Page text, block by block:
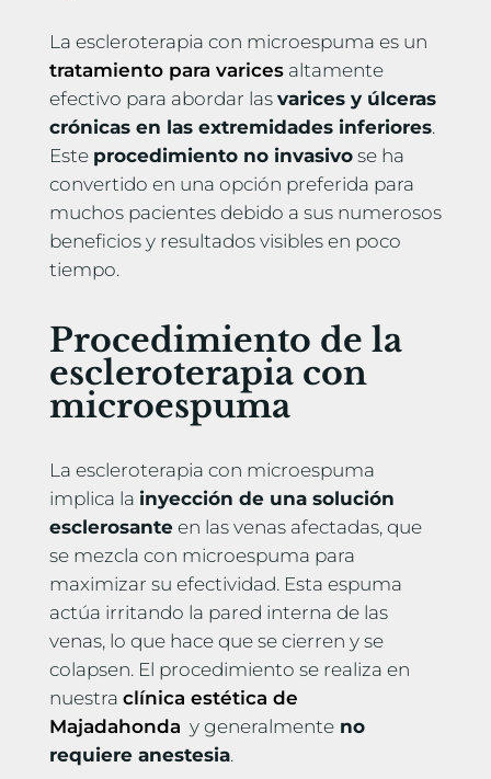
La escleroterapia con microespuma es un
tratamiento para varicesaltamente
efectivo para abordar las varices y úlceras
crónicas en las extremidades inferiores.
Este procedimiento no invasivose ha
convertido en una opción preferida para
muchos pacientes debido a sus numerosos
beneficios y resultados visibles en poco
tiempo.
Procedimiento de la
escleroterapia con
microespuma
La escleroterapia con microespuma
implica la inyección de una solución
esclerosanteen las venas afectadas, que
se mezcla con microespuma para
maximizar su efectividad. Esta espuma
actúa irritando la pared interna de las
venas, lo que hace que se cierren y se
colapsen. El procedimiento se realiza en
nuestra clínica estética de
Majadahonda y generalmenteno
requiere anestesia.